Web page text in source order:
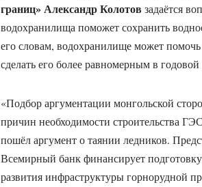
границ» Александр Колотов задаётся
водохранилища поможет сохранить
его словам, водохранилище может
сделать его более равномерным в годовой
«Подбор аргументации монгольской
причин необходимости строительства
пошёл аргумент о таянии ледников.
Всемирный банк финансирует
развития инфраструктуры горнорудной